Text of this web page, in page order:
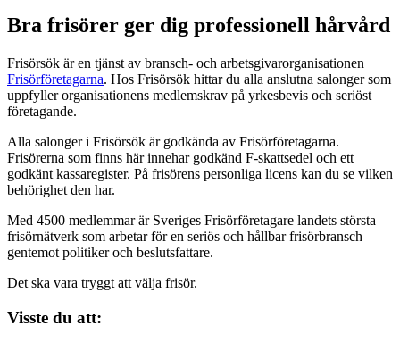
Bra frisörer ger dig professionell hårvård
Frisörsök är en tjänst av bransch- och arbetsgivarorganisationen
Frisörföretagarna. Hos Frisörsök hittar du alla anslutna salonger som
uppfyller organisationens medlemskrav på yrkesbevis och seriöst
företagande.
Alla salonger i Frisörsök är godkända av Frisörföretagarna.
Frisörerna som finns här innehar godkänd F-skattsedel och ett
godkänt kassaregister. På frisörens personliga licens kan du se vilken
behörighet den har.
Med 4500 medlemmar är Sveriges Frisörföretagare landets största
frisörnätverk som arbetar för en seriös och hållbar frisörbransch
gentemot politiker och beslutsfattare.
Det ska vara tryggt att välja frisör.
Visste du att: